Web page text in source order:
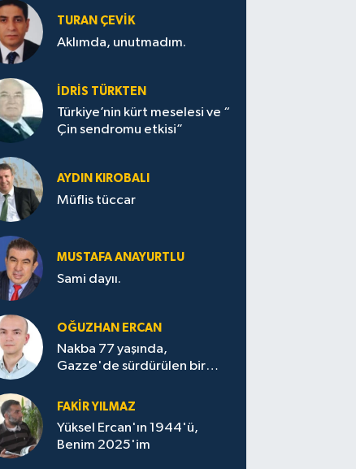
TURAN ÇEVİK
Aklımda, unutmadım.
İDRİS TÜRKTEN
Türkiye’nin kürt meselesi ve “
Çin sendromu etkisi”
AYDIN KIROBALI
Müflis tüccar
MUSTAFA ANAYURTLU
Sami dayıı.
OĞUZHAN ERCAN
Nakba 77 yaşında,
Gazze'de sürdürülen bir
FAKİR YILMAZ
Yüksel Ercan'ın 1944'ü,
Benim 2025'im